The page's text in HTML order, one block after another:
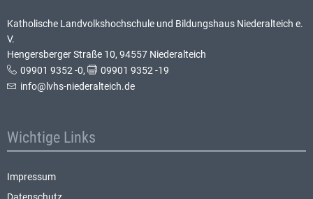
Katholische Landvolkshochschule und Bildungshaus Niederalteich e.
V.
Hengersberger Straße 10, 94557 Niederalteich
09901 9352 -0,
09901 9352 -19
info@lvhs-niederalteich.de
Wichtige Links
Impressum